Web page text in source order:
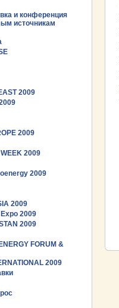
и конференция
источникам
2009
2009
2009
2009
2009
2009
2009
FORUM &
2009
EXPO EURASIA